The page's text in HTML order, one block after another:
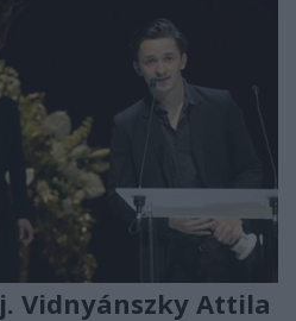
Vidnyánszky Attila